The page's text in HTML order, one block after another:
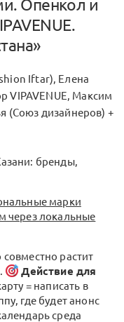
Опенкол и
Iftar), Елена
VIPAVENUE, Максим
(Союз дизайнеров) +
бренды,
марки
через локальные
совместно растит
Действие для
= написать в
где будет анонс
среда